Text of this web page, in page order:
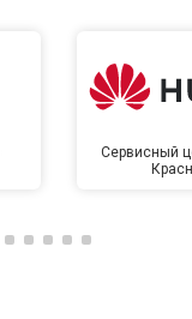
Сервисный